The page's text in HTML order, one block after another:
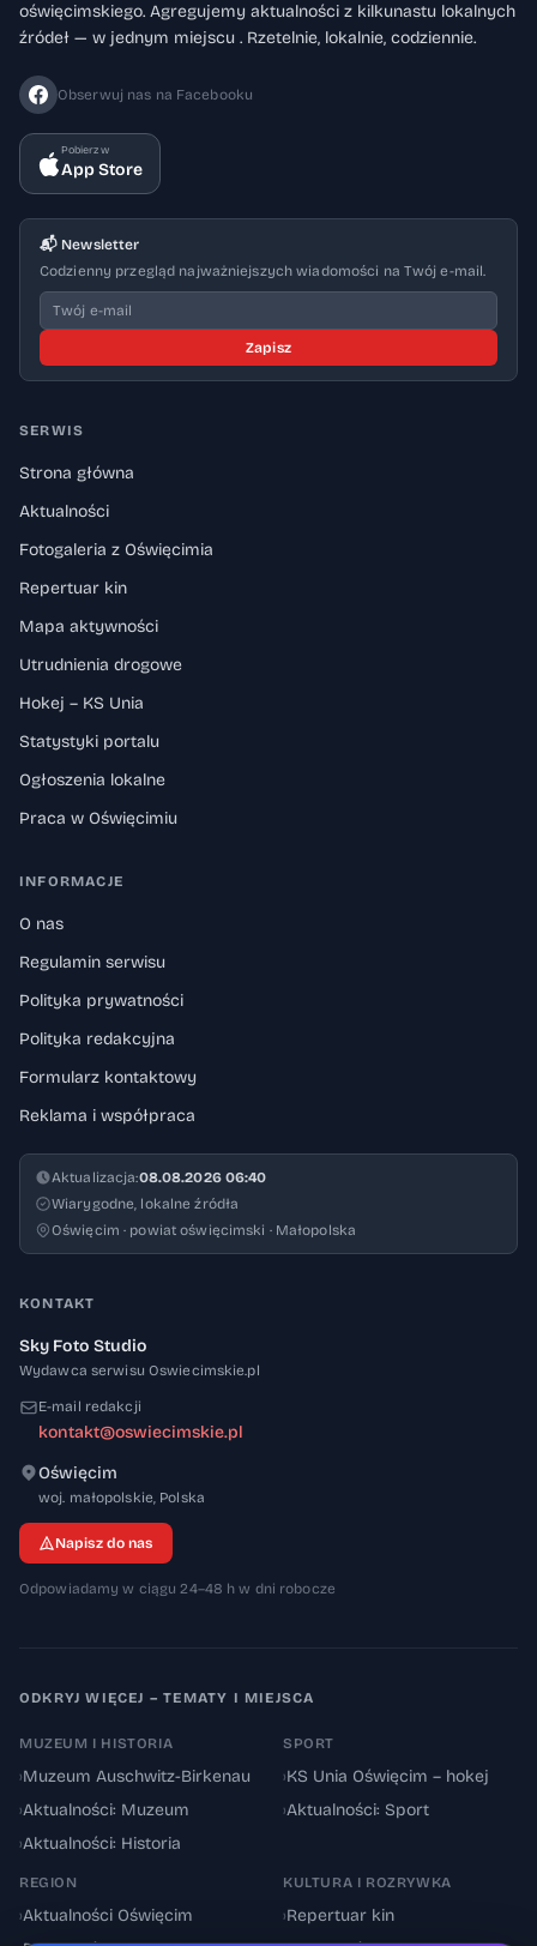
oświęcimskiego. Agregujemy aktualności z kilkunastu lokalnych
źródeł — w jednym miejscu . Rzetelnie, lokalnie, codziennie.
Obserwuj nas na Facebooku
Pobierz w
App Store
📬 Newsletter
Codzienny przegląd najważniejszych wiadomości na Twój e-mail.
Zapisz
SERWIS
Strona główna
Aktualności
Fotogaleria z Oświęcimia
Repertuar kin
Mapa aktywności
Utrudnienia drogowe
Hokej – KS Unia
Statystyki portalu
Ogłoszenia lokalne
Praca w Oświęcimiu
INFORMACJE
O nas
Regulamin serwisu
Polityka prywatności
Polityka redakcyjna
Formularz kontaktowy
Reklama i współpraca
Aktualizacja:08.08.2026 06:40
Wiarygodne, lokalne źródła
Oświęcim · powiat oświęcimski · Małopolska
KONTAKT
Sky Foto Studio
Wydawca serwisu Oswiecimskie.pl
E-mail redakcji
kontakt@oswiecimskie.pl
Oświęcim
woj. małopolskie, 32-600
Polska
Napisz do nas
Odpowiadamy w ciągu 24–48 h w dni robocze
ODKRYJ WIĘCEJ – TEMATY I MIEJSCA
MUZEUM I HISTORIA
›Muzeum Auschwitz-Birkenau
›Aktualności: Muzeum
›Aktualności: Historia
SPORT
›KS Unia Oświęcim – hokej
›Aktualności: Sport
REGION
›Aktualności Oświęcim
KULTURA I ROZRYWKA
›Repertuar kin